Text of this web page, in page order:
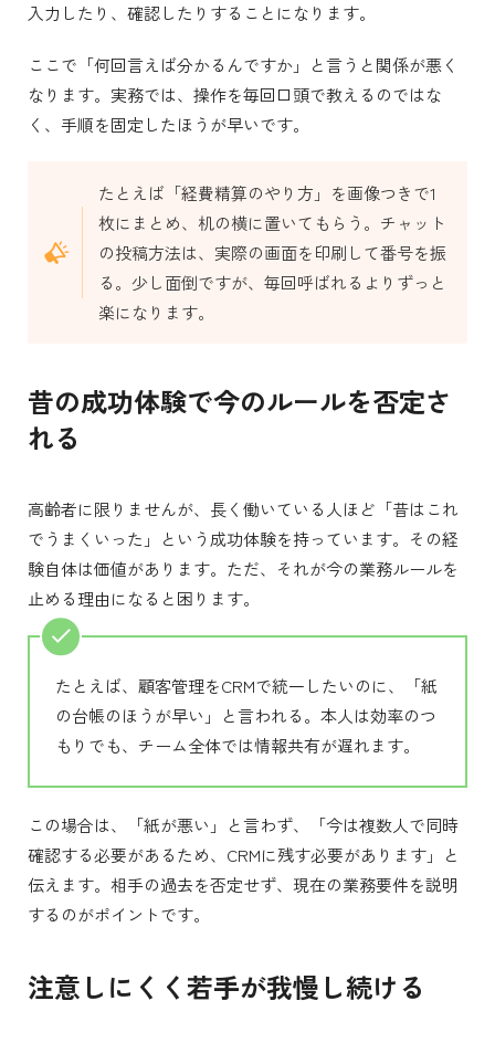
入力したり、確認したりすることになります。
ここで「何回言えば分かるんですか」と言うと関係が悪く
なります。実務では、操作を毎回口頭で教えるのではな
く、手順を固定したほうが早いです。
たとえば「経費精算のやり方」を画像つきで1
枚にまとめ、机の横に置いてもらう。チャット
の投稿方法は、実際の画面を印刷して番号を振
る。少し面倒ですが、毎回呼ばれるよりずっと
楽になります。
昔の成功体験で今のルールを否定さ
れる
高齢者に限りませんが、長く働いている人ほど「昔はこれ
でうまくいった」という成功体験を持っています。その経
験自体は価値があります。ただ、それが今の業務ルールを
止める理由になると困ります。
たとえば、顧客管理をCRMで統一したいのに、「紙
の台帳のほうが早い」と言われる。本人は効率のつ
もりでも、チーム全体では情報共有が遅れます。
この場合は、「紙が悪い」と言わず、「今は複数人で同時
確認する必要があるため、CRMに残す必要があります」と
伝えます。相手の過去を否定せず、現在の業務要件を説明
するのがポイントです。
注意しにくく若手が我慢し続ける